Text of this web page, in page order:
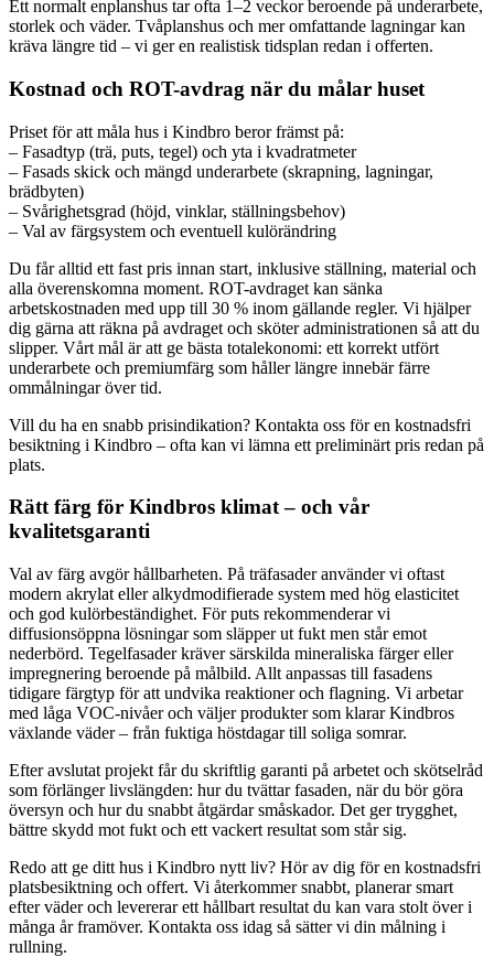
Ett normalt enplanshus tar ofta 1–2 veckor beroende på underarbete,
storlek och väder. Tvåplanshus och mer omfattande lagningar kan
kräva längre tid – vi ger en realistisk tidsplan redan i offerten.
Kostnad och ROT-avdrag när du målar huset
Priset för att måla hus i Kindbro beror främst på:
– Fasadtyp (trä, puts, tegel) och yta i kvadratmeter
– Fasads skick och mängd underarbete (skrapning, lagningar,
brädbyten)
– Svårighetsgrad (höjd, vinklar, ställningsbehov)
– Val av färgsystem och eventuell kulörändring
Du får alltid ett fast pris innan start, inklusive ställning, material och
alla överenskomna moment. ROT-avdraget kan sänka
arbetskostnaden med upp till 30 % inom gällande regler. Vi hjälper
dig gärna att räkna på avdraget och sköter administrationen så att du
slipper. Vårt mål är att ge bästa totalekonomi: ett korrekt utfört
underarbete och premiumfärg som håller längre innebär färre
ommålningar över tid.
Vill du ha en snabb prisindikation? Kontakta oss för en kostnadsfri
besiktning i Kindbro – ofta kan vi lämna ett preliminärt pris redan på
plats.
Rätt färg för Kindbros klimat – och vår
kvalitetsgaranti
Val av färg avgör hållbarheten. På träfasader använder vi oftast
modern akrylat eller alkydmodifierade system med hög elasticitet
och god kulörbeständighet. För puts rekommenderar vi
diffusionsöppna lösningar som släpper ut fukt men står emot
nederbörd. Tegelfasader kräver särskilda mineraliska färger eller
impregnering beroende på målbild. Allt anpassas till fasadens
tidigare färgtyp för att undvika reaktioner och flagning. Vi arbetar
med låga VOC-nivåer och väljer produkter som klarar Kindbros
växlande väder – från fuktiga höstdagar till soliga somrar.
Efter avslutat projekt får du skriftlig garanti på arbetet och skötselråd
som förlänger livslängden: hur du tvättar fasaden, när du bör göra
översyn och hur du snabbt åtgärdar småskador. Det ger trygghet,
bättre skydd mot fukt och ett vackert resultat som står sig.
Redo att ge ditt hus i Kindbro nytt liv? Hör av dig för en kostnadsfri
platsbesiktning och offert. Vi återkommer snabbt, planerar smart
efter väder och levererar ett hållbart resultat du kan vara stolt över i
många år framöver. Kontakta oss idag så sätter vi din målning i
rullning.